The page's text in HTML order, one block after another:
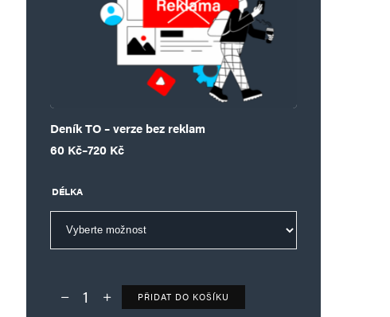
Deník TO – verze bez reklam
60 Kč–720 Kč
Rozpětí cen: 60 Kč až 720 Kč
DÉLKA
Deník TO – verze bez reklam množství
PŘIDAT DO KOŠÍKU